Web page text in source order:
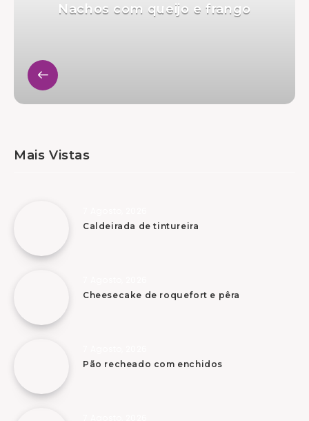
Nachos com queijo e frango
Mais Vistas
Caldeirada de tintureira
Cheesecake de roquefort e pêra
Pão recheado com enchidos